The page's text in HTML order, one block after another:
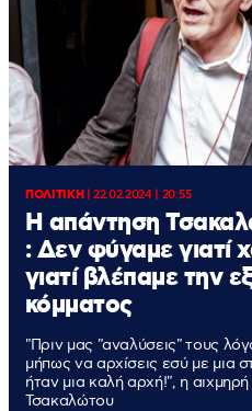
ΠΟΛΙΤΙΚΗ|22.02.2024 | 20:55
H απάντηση
: Δεν φύγαμε γιατί
γιατί βλέπαμε την
κόμματος
"Πριν μας "αναλύσεις" τους
μήπως να αρχίσεις εσύ με μια
ήταν μια καλή αρχή!", η
Τσακαλώτου